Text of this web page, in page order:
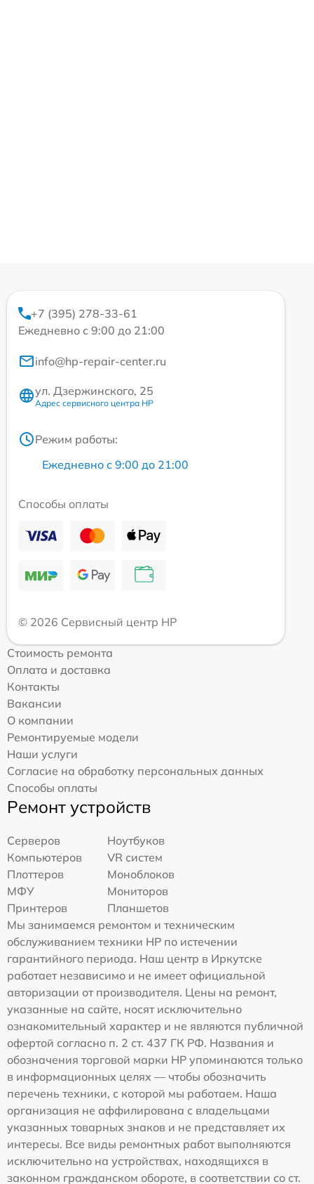
+7 (395) 278-33-61
Ежедневно с 9:00 до 21:00
info@hp-repair-center.ru
ул. Дзержинского, 25
Адрес сервисного центра HP
Режим работы:
Ежедневно с 9:00 до 21:00
Способы оплаты
© 2026 Сервисный центр HP
Стоимость ремонта
Оплата и доставка
Контакты
Вакансии
О компании
Ремонтируемые модели
Наши услуги
Согласие на обработку персональных данных
Способы оплаты
Ремонт устройств
Серверов
Ноутбуков
Компьютеров
VR систем
Плоттеров
Моноблоков
МФУ
Мониторов
Принтеров
Планшетов
Мы занимаемся ремонтом и техническим
обслуживанием техники HP по истечении
гарантийного периода. Наш центр в Иркутске
работает независимо и не имеет официальной
авторизации от производителя. Цены на ремонт,
указанные на сайте, носят исключительно
ознакомительный характер и не являются публичной
офертой согласно п. 2 ст. 437 ГК РФ. Названия и
обозначения торговой марки HP упоминаются только
в информационных целях — чтобы обозначить
перечень техники, с которой мы работаем. Наша
организация не аффилирована с владельцами
указанных товарных знаков и не представляет их
интересы. Все виды ремонтных работ выполняются
исключительно на устройствах, находящихся в
законном гражданском обороте, в соответствии со ст.